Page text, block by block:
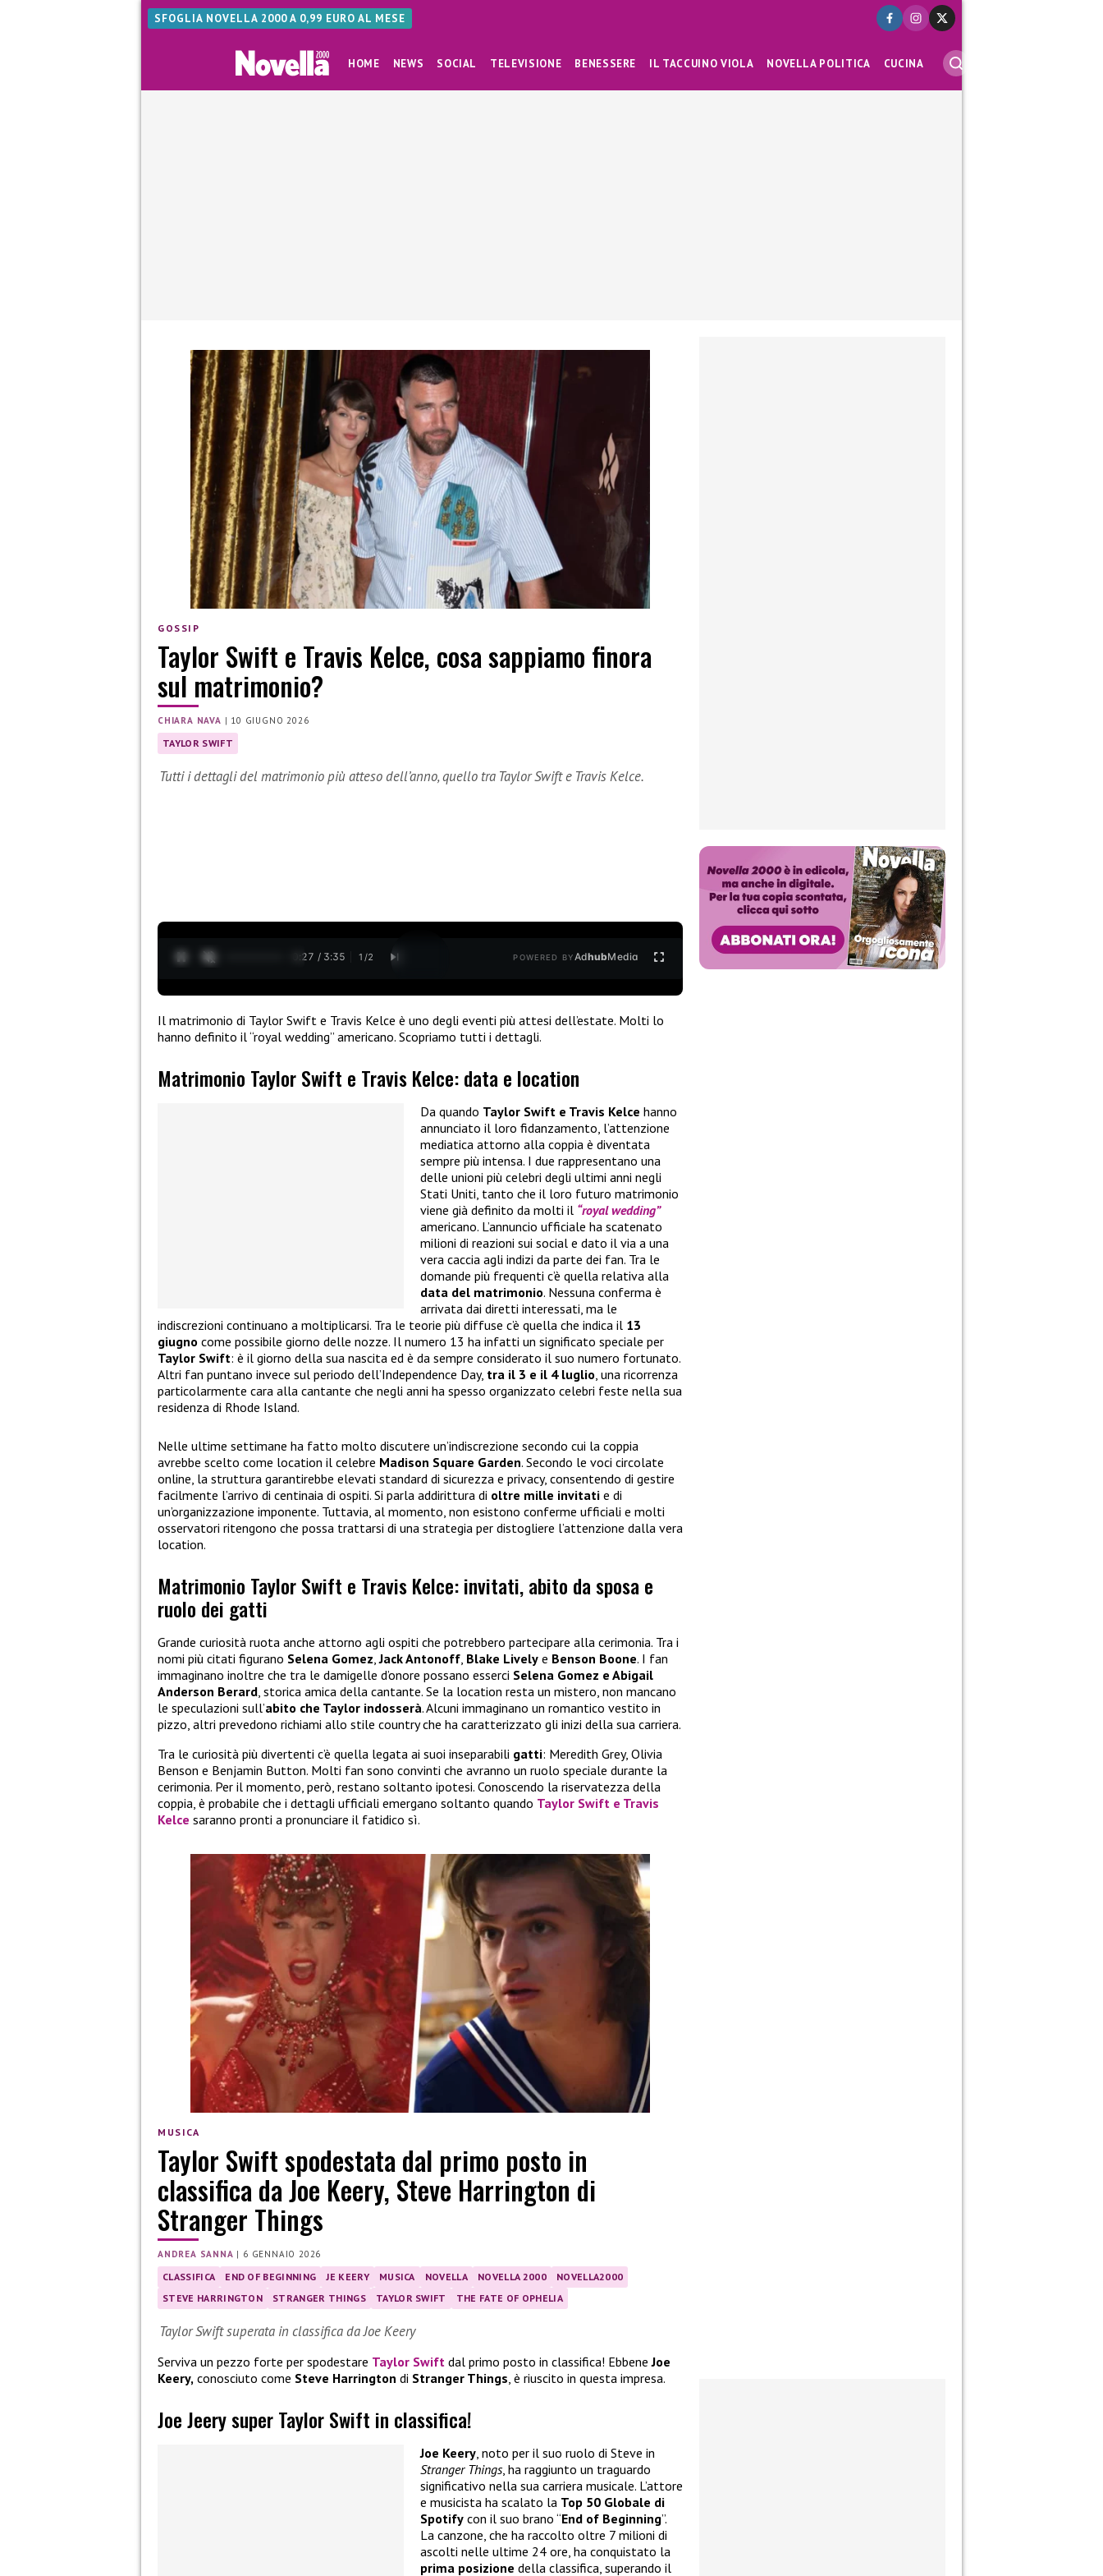
SFOGLIA NOVELLA 2000 A 0,99 EURO AL MESE
HOME NEWS SOCIAL TELEVISIONE BENESSERE IL TACCUINO VIOLA NOVELLA POLITICA CUCINA
GOSSIP
Taylor Swift e Travis Kelce, cosa sappiamo finora
sul matrimonio?
CHIARA NAVA | 10 GIUGNO 2026
TAYLOR SWIFT
Tutti i dettagli del matrimonio più atteso dell’anno, quello tra Taylor Swift e Travis Kelce.
0:28 / 3:35 1 /2 POWERED BYAdhubMedia
Il matrimonio di Taylor Swift e Travis Kelce è uno degli eventi più attesi dell’estate. Molti lo
hanno definito il “royal wedding” americano. Scopriamo tutti i dettagli.
Matrimonio Taylor Swift e Travis Kelce: data e location
Da quando Taylor Swift e Travis Kelce hanno
annunciato il loro fidanzamento, l’attenzione
mediatica attorno alla coppia è diventata
sempre più intensa. I due rappresentano una
delle unioni più celebri degli ultimi anni negli
Stati Uniti, tanto che il loro futuro matrimonio
viene già definito da molti il “royal wedding”
americano. L’annuncio ufficiale ha scatenato
milioni di reazioni sui social e dato il via a una
vera caccia agli indizi da parte dei fan. Tra le
domande più frequenti c’è quella relativa alla
data del matrimonio. Nessuna conferma è
arrivata dai diretti interessati, ma le
indiscrezioni continuano a moltiplicarsi. Tra le teorie più diffuse c’è quella che indica il 13
giugno come possibile giorno delle nozze. Il numero 13 ha infatti un significato speciale per
Taylor Swift: è il giorno della sua nascita ed è da sempre considerato il suo numero fortunato.
Altri fan puntano invece sul periodo dell’Independence Day, tra il 3 e il 4 luglio, una ricorrenza
particolarmente cara alla cantante che negli anni ha spesso organizzato celebri feste nella sua
residenza di Rhode Island.
Nelle ultime settimane ha fatto molto discutere un’indiscrezione secondo cui la coppia
avrebbe scelto come location il celebre Madison Square Garden. Secondo le voci circolate
online, la struttura garantirebbe elevati standard di sicurezza e privacy, consentendo di gestire
facilmente l’arrivo di centinaia di ospiti. Si parla addirittura di oltre mille invitati e di
un’organizzazione imponente. Tuttavia, al momento, non esistono conferme ufficiali e molti
osservatori ritengono che possa trattarsi di una strategia per distogliere l’attenzione dalla vera
location.
Matrimonio Taylor Swift e Travis Kelce: invitati, abito da sposa e
ruolo dei gatti
Grande curiosità ruota anche attorno agli ospiti che potrebbero partecipare alla cerimonia. Tra i
nomi più citati figurano Selena Gomez ,Jack Antonoff Blake Lively e Benson Boone. I fan
immaginano inoltre che tra le damigelle d’onore possano esserci Selena Gomez e Abigail
Anderson Berard , storica amica della cantante. Se la location resta un mistero, non mancano
le speculazioni sull’abito che Taylor indosserà. Alcuni immaginano un romantico vestito in
pizzo, altri prevedono richiami allo stile country che ha caratterizzato gli inizi della sua carriera.
Tra le curiosità più divertenti c’è quella legata ai suoi inseparabili gatti: Meredith Grey, Olivia
Benson e Benjamin Button. Molti fan sono convinti che avranno un ruolo speciale durante la
cerimonia. Per il momento, però, restano soltanto ipotesi. Conoscendo la riservatezza della
coppia, è probabile che i dettagli ufficiali emergano soltanto quando Taylor Swift e Travis
Kelce saranno pronti a pronunciare il fatidico sì.
MUSICA
Taylor Swift spodestata dal primo posto in
classifica da Joe Keery, Steve Harrington di
Stranger Things
ANDREA SANNA | 6 GENNAIO 2026
CLASSIFICA END OF BEGINNING JE KEERY MUSICA NOVELLA NOVELLA 2000
NOVELLA2000
STEVE HARRINGTON
STRANGER THINGS TAYLOR SWIFT THE FATE OF OPHELIA
Taylor Swift superata in classifica da Joe Keery
Serviva un pezzo forte per spodestare Taylor Swift dal primo posto in classifica! EbbeneJoe
Keery, conosciuto come Steve Harrington di Stranger Things , è riuscito in questa impresa.
Joe Jeery super Taylor Swift in classifica!
Joe Keery , noto per il suo ruolo di Steve in
Stranger Things, ha raggiunto un traguardo
significativo nella sua carriera musicale. L’attore
e musicista ha scalato la Top 50 Globale di
Spotify con il suo brano “End of Beginning”.
La canzone, che ha raccolto oltre 7 milioni di
ascolti nelle ultime 24 ore, ha conquistato la
prima posizione della classifica, superando il